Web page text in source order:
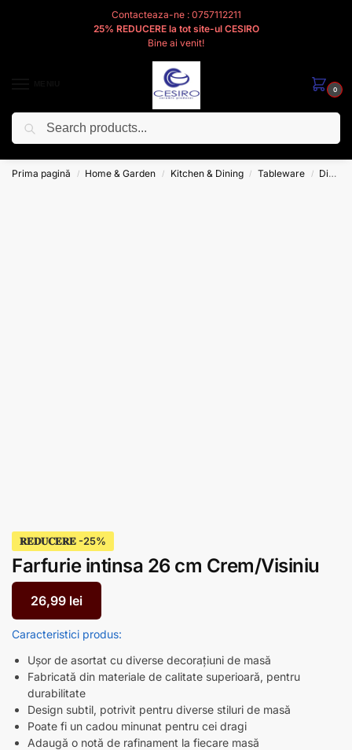
Contacteaza-ne : 0757112211
25% REDUCERE la tot site-ul CESIRO
Bine ai venit!
0
Cesiro
Prima pagină / Home & Garden / Kitchen & Dining / Tableware / Dinnerware
𝐑𝐄𝐃𝐔𝐂𝐄𝐑𝐄
Farfurie intinsa 26 cm Crem/Visiniu
26,99 lei
Caracteristici produs:
Ușor de asortat cu diverse decorațiuni de masă
Fabricată din materiale de calitate superioară, pentru
durabilitate
Design subtil, potrivit pentru diverse stiluri de masă
Poate fi un cadou minunat pentru cei dragi
Adaugă o notă de rafinament la fiecare masă